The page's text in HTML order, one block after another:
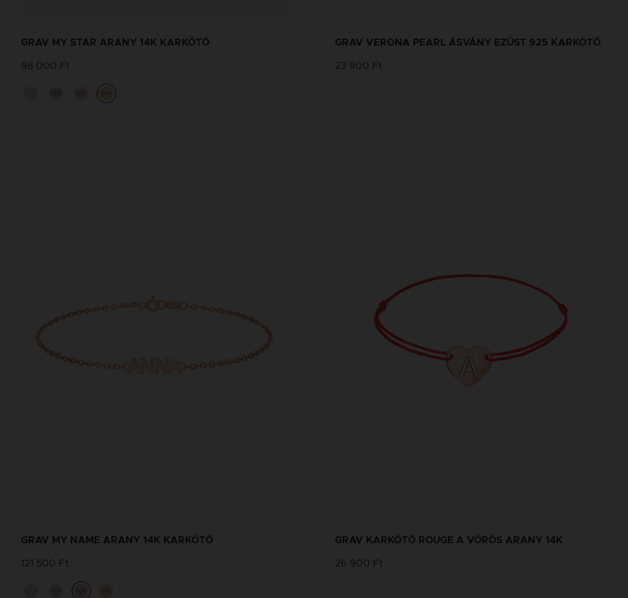
GRAV MY STAR ARANY 14K KARKÖTŐ
98 000 Ft
GRAV VERONA PEARL ÁSVÁNY EZÜST 925 KARKÖTŐ
23 900 Ft
GRAV MY NAME ARANY 14K KARKÖTŐ
121 500 Ft
GRAV KARKÖTŐ ROUGE A VÖRÖS ARANY 14K
26 900 Ft